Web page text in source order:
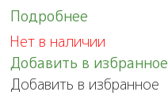
Подробнее
Нет в наличии
Добавить в избранное
Добавить в избранное